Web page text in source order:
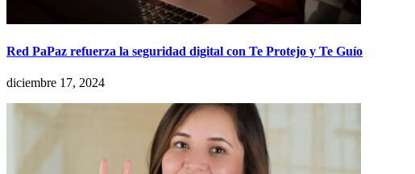
Red PaPaz refuerza la seguridad digital con Te Protejo y Te Guío
diciembre 17, 2024